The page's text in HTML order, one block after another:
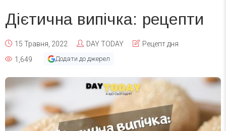
Дієтична випічка: рецепти
15 Травня, 2022 DAY TODAY
Рецепт дня
1,649
Додати до джерел